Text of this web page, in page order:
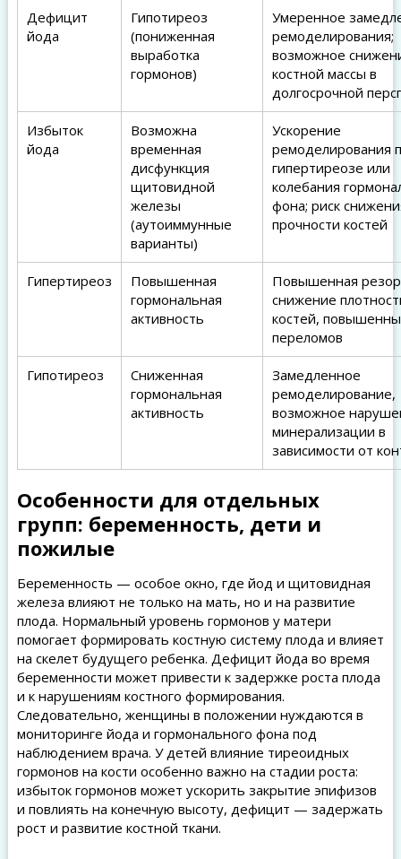
Дефицит
йода
Гипотиреоз
(пониженная
выработка
гормонов)
Умеренное
ремоделирования;
возможное
костной массы в
долгосрочной
Избыток
йода
Возможна
временная
дисфункция
щитовидной
железы
(аутоиммунные
варианты)
Ускорение
ремоделирования
гипертиреозе или
колебания
фона; риск
прочности костей
Гипертиреоз
Повышенная
гормональная
активность
Повышенная
снижение
костей,
переломов
Гипотиреоз
Сниженная
гормональная
активность
Замедленное
ремоделирование,
возможное
минерализации в
зависимости от
Особенности для отдельных
групп: беременность, дети и
пожилые
Беременность — особое окно, где йод и щитовидная
железа влияют не только на мать, но и на развитие
плода. Нормальный уровень гормонов у матери
помогает формировать костную систему плода и влияет
на скелет будущего ребенка. Дефицит йода во время
беременности может привести к задержке роста плода
и к нарушениям костного формирования.
Следовательно, женщины в положении нуждаются в
мониторинге йода и гормонального фона под
наблюдением врача. У детей влияние тиреоидных
гормонов на кости особенно важно на стадии роста:
избыток гормонов может ускорить закрытие эпифизов
и повлиять на конечную высоту, дефицит — задержать
рост и развитие костной ткани.